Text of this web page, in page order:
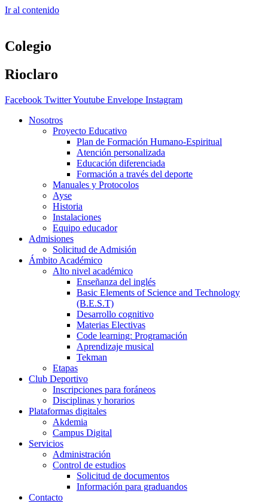
Ir al contenido
Colegio
Rioclaro
Facebook TwitterYoutube Envelope Instagram
Nosotros
Proyecto Educativo
Plan de Formación Humano-Espiritual
Atención personalizada
Educación diferenciada
Formación a través del deporte
Manuales y Protocolos
Ayse
Historia
Instalaciones
Equipo educador
Admisiones
Solicitud de Admisión
Ámbito Académico
Alto nivel académico
Enseñanza del inglés
Basic Elements of Science and Technology
(B.E.S.T)
Desarrollo cognitivo
Materias Electivas
Code learning: Programación
Aprendizaje musical
Tekman
Etapas
Club Deportivo
Inscripciones para foráneos
Disciplinas y horarios
Plataformas digitales
Akdemia
Campus Digital
Servicios
Administración
Control de estudios
Solicitud de documentos
Información para graduandos
Contacto